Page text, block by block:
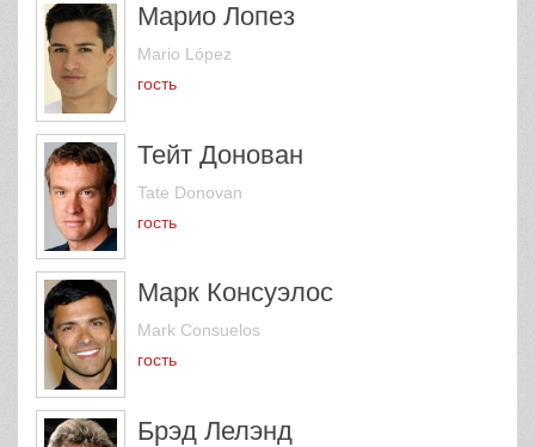
Марио Лопез
Mario López
гость
Тейт Донован
Tate Donovan
гость
Марк Консуэлос
Mark Consuelos
гость
Брэд Лелэнд